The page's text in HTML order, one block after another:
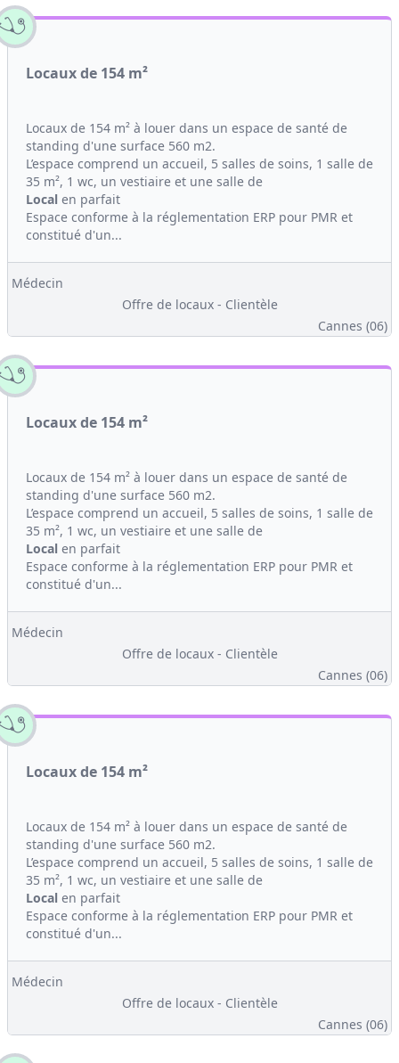
Locaux de 154 m²
Locaux de 154 m² à louer dans un espace de santé de
standing d'une surface 560 m2.
L’espace comprend un accueil, 5 salles de soins, 1 salle de
35 m², 1 wc, un vestiaire et une salle de
Local en parfait
Espace conforme à la réglementation ERP pour PMR et
constitué d'un...
Médecin
Offre de locaux - Clientèle
Cannes (06)
Locaux de 154 m²
Locaux de 154 m² à louer dans un espace de santé de
standing d'une surface 560 m2.
L’espace comprend un accueil, 5 salles de soins, 1 salle de
35 m², 1 wc, un vestiaire et une salle de
Local en parfait
Espace conforme à la réglementation ERP pour PMR et
constitué d'un...
Médecin
Offre de locaux - Clientèle
Cannes (06)
Locaux de 154 m²
Locaux de 154 m² à louer dans un espace de santé de
standing d'une surface 560 m2.
L’espace comprend un accueil, 5 salles de soins, 1 salle de
35 m², 1 wc, un vestiaire et une salle de
Local en parfait
Espace conforme à la réglementation ERP pour PMR et
constitué d'un...
Médecin
Offre de locaux - Clientèle
Cannes (06)